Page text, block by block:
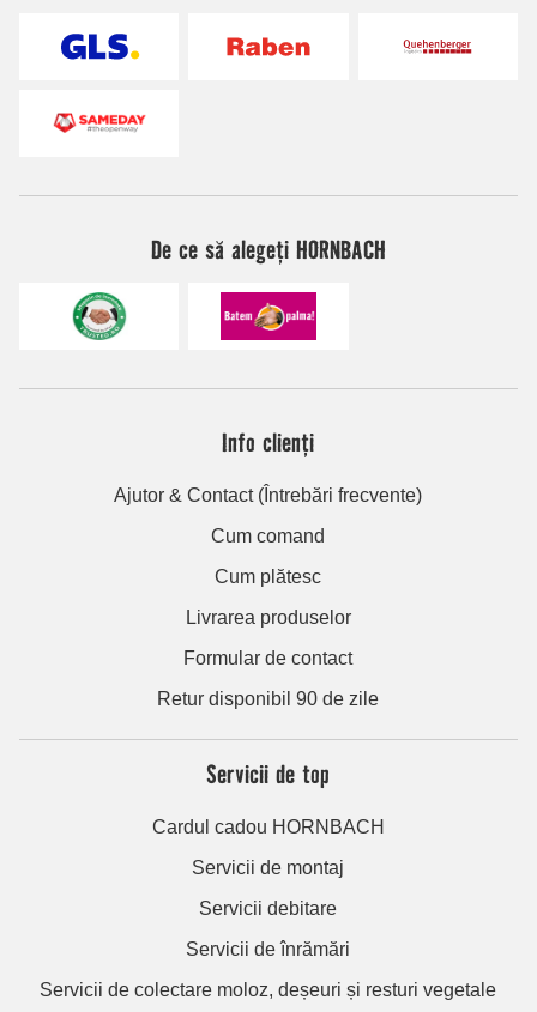
De ce să alegeți HORNBACH
Info clienți
Ajutor & Contact (Întrebări frecvente)
Cum comand
Cum plătesc
Livrarea produselor
Formular de contact
Retur disponibil 90 de zile
Servicii de top
Cardul cadou HORNBACH
Servicii de montaj
Servicii debitare
Servicii de înrămări
Servicii de colectare moloz, deșeuri și resturi vegetale